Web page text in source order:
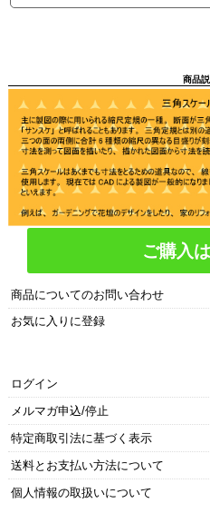
商品
ご購入
商品についてのお問い合わせ
お気に入りに登録
ログイン
メルマガ申込/停止
特定商取引法に基づく表示
送料とお支払い方法について
個人情報の取扱いについて